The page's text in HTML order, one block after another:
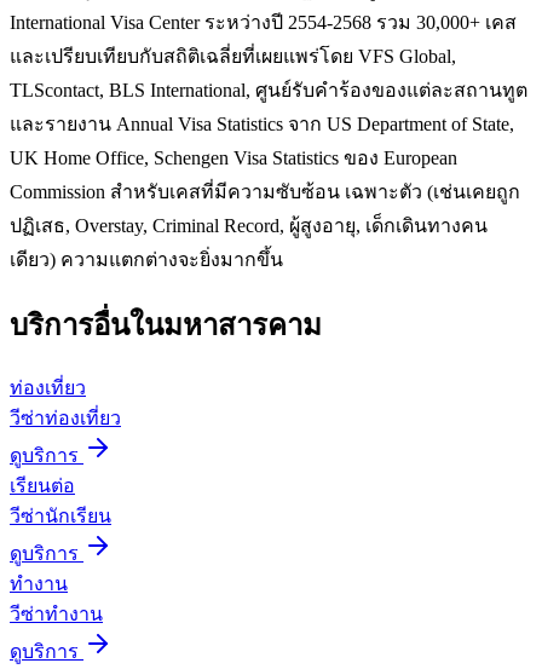
International Visa Center ระหว่างปี 2554-2568 รวม 30,000+ เคส
และเปรียบเทียบกับสถิติเฉลี่ยที่เผยแพร่โดย VFS Global,
TLScontact, BLS International, ศูนย์รับคำร้องของแต่ละสถานทูต
และรายงาน Annual Visa Statistics จาก US Department of State,
UK Home Office, Schengen Visa Statistics ของ European
Commission สำหรับเคสที่มีความซับซ้อน เฉพาะตัว (เช่นเคยถูก
ปฏิเสธ, Overstay, Criminal Record, ผู้สูงอายุ, เด็กเดินทางคน
เดียว) ความแตกต่างจะยิ่งมากขึ้น
บริการอื่นในมหาสารคาม
ท่องเที่ยว
วีซ่าท่องเที่ยว
ดูบริการ
เรียนต่อ
วีซ่านักเรียน
ดูบริการ
ทำงาน
วีซ่าทำงาน
ดูบริการ